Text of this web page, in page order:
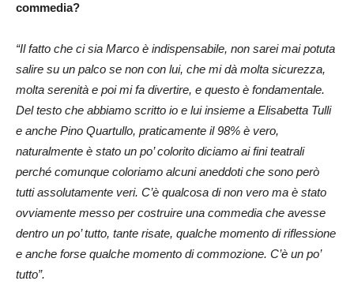
commedia?
“Il fatto che ci sia Marco è indispensabile, non sarei mai potuta
salire su un palco se non con lui, che mi dà molta sicurezza,
molta serenità e poi mi fa divertire, e questo è fondamentale.
Del testo che abbiamo scritto io e lui insieme a Elisabetta Tulli
e anche Pino Quartullo, praticamente il 98% è vero,
naturalmente è stato un po’ colorito diciamo ai fini teatrali
perché comunque coloriamo alcuni aneddoti che sono però
tutti assolutamente veri. C’è qualcosa di non vero ma è stato
ovviamente messo per costruire una commedia che avesse
dentro un po’ tutto, tante risate, qualche momento di riflessione
e anche forse qualche momento di commozione. C’è un po’
tutto”.